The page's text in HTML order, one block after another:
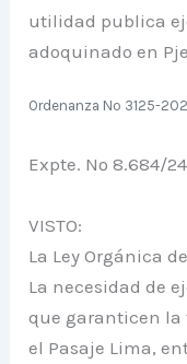
utilidad publica
adoquinado en
Ordenanza Nº 3125-
Expte. Nº 8.684/24
VISTO:
La Ley Orgánica
La necesidad de
que garanticen la
el Pasaje Lima,